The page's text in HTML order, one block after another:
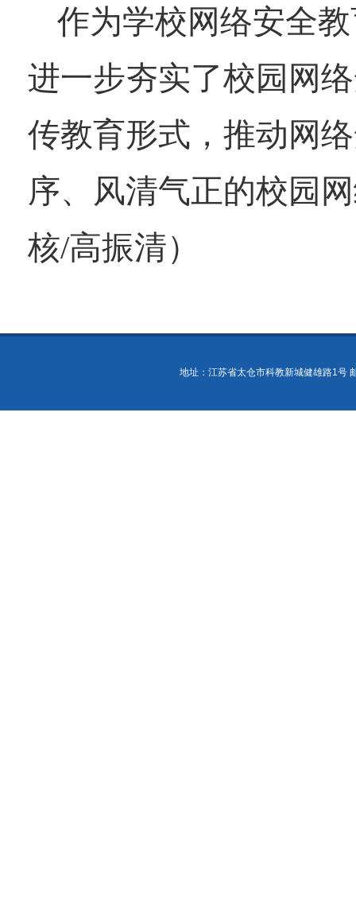
作为学校网络安全
进一步夯实了校园网
传教育形式，推动网
序、风清气正的校园
核/高振清）
地址：江苏省太仓市科教新城健雄路1号